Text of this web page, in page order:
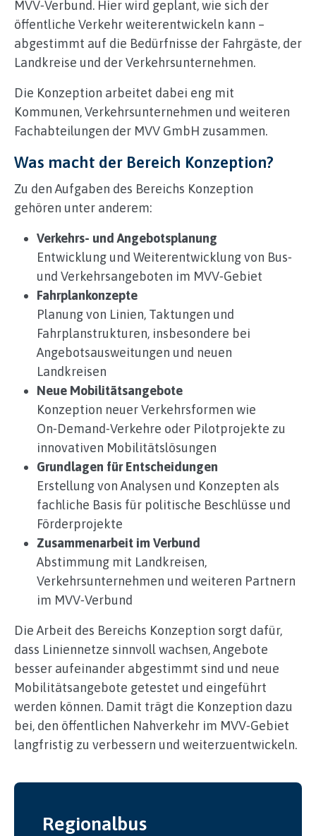
MVV‑Verbund. Hier wird geplant, wie sich der
öffentliche Verkehr weiterentwickeln kann –
abgestimmt auf die Bedürfnisse der Fahrgäste, der
Landkreise und der Verkehrsunternehmen.
Die Konzeption arbeitet dabei eng mit
Kommunen, Verkehrsunternehmen und weiteren
Fachabteilungen der MVV GmbH zusammen.
Was macht der Bereich Konzeption?
Zu den Aufgaben des Bereichs Konzeption
gehören unter anderem:
Verkehrs- und Angebotsplanung
Entwicklung und Weiterentwicklung von Bus‑
und Verkehrsangeboten im MVV‑Gebiet
Fahrplankonzepte
Planung von Linien, Taktungen und
Fahrplanstrukturen, insbesondere bei
Angebotsausweitungen und neuen
Landkreisen
Neue Mobilitätsangebote
Konzeption neuer Verkehrsformen wie
On‑Demand‑Verkehre oder Pilotprojekte zu
innovativen Mobilitätslösungen
Grundlagen für Entscheidungen
Erstellung von Analysen und Konzepten als
fachliche Basis für politische Beschlüsse und
Förderprojekte
Zusammenarbeit im Verbund
Abstimmung mit Landkreisen,
Verkehrsunternehmen und weiteren Partnern
im MVV‑Verbund
Die Arbeit des Bereichs Konzeption sorgt dafür,
dass Liniennetze sinnvoll wachsen, Angebote
besser aufeinander abgestimmt sind und neue
Mobilitätsangebote getestet und eingeführt
werden können. Damit trägt die Konzeption dazu
bei, den öffentlichen Nahverkehr im MVV‑Gebiet
langfristig zu verbessern und weiterzuentwickeln.
Regionalbus